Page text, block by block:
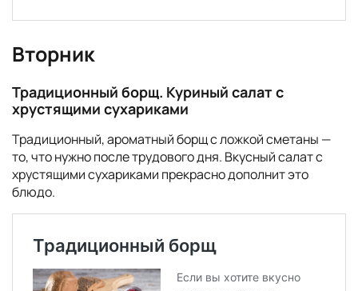
Вторник
Традиционный борщ. Куриный салат с
хрустящими сухариками
Традиционный, ароматный борщ с ложкой сметаны —
то, что нужно после трудового дня. Вкусный салат с
хрустящими сухариками прекрасно дополнит это
блюдо.